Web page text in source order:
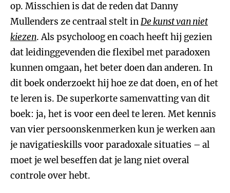
op. Misschien is dat de reden dat Danny
Mullenders ze centraal stelt inDe kunst van niet
kiezen. Als psycholoog en coach heeft hij gezien
dat leidinggevenden die flexibel met paradoxen
kunnen omgaan, het beter doen dan anderen. In
dit boek onderzoekt hij hoe ze dat doen, en of het
te leren is. De superkorte samenvatting van dit
boek: ja, het is voor een deel te leren. Met kennis
van vier persoonskenmerken kun je werken aan
je navigatieskills voor paradoxale situaties – al
moet je wel beseffen dat je lang niet overal
controle over hebt.